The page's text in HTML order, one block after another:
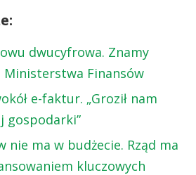
dwucyfrowa. Znamy
Ministerstwa Finansów
e-faktur. „Groził nam
gospodarki”
nie ma w budżecie. Rząd ma
kluczowych